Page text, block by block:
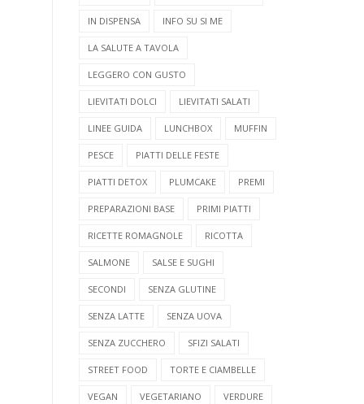
IN DISPENSA INFO SU SI ME
LA SALUTE A TAVOLA
LEGGERO CON GUSTO
LIEVITATI DOLCI LIEVITATI SALATI
LINEE GUIDA LUNCHBOX MUFFIN
PESCE PIATTI DELLE FESTE
PIATTI DETOX PLUMCAKE PREMI
PREPARAZIONI BASE PRIMI PIATTI
RICETTE ROMAGNOLE RICOTTA
SALMONE SALSE E SUGHI
SECONDI SENZA GLUTINE
SENZA LATTE SENZA UOVA
SENZA ZUCCHERO SFIZI SALATI
STREET FOOD TORTE E CIAMBELLE
VEGAN VEGETARIANO VERDURE